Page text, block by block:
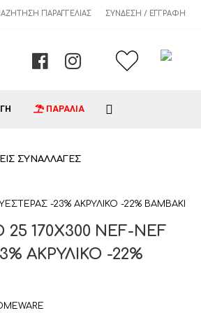
ΠΑΡΑΓΓΕΛΊΑΣ ΣΎΝΔΕΣΗ / ΕΓΓΡΑΦΉ
ΠΑΡΑΛΙΑ
ΣΥΝΑΛΛΑΓΕΣ
-23% ΑΚΡΥΛΙΚΟ -22% ΒΑΜΒΑΚΙ
170X300 NEF-NEF
ΑΚΡΥΛΙΚΟ -22%